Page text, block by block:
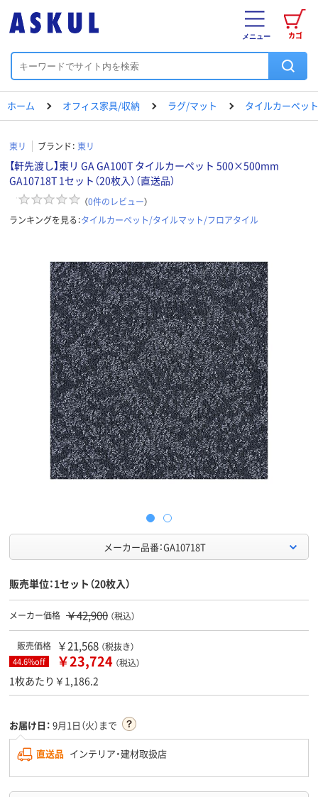
カゴ
メニュー
ホーム オフィス家具/収納 ラグ/マット タイルカーペッ
東リ ブランド： 東リ
【軒先渡し】東リ GA GA100T タイルカーペット 500×500mm
GA10718T 1セット（20枚入）（直送品）
（0件のレビュー）
ランキングを見る：タイルカーペット/タイルマット/フロアタイル
メーカー品番：GA10718T
販売単位：1セット（20枚入）
メーカー価格 ￥42,900 （税込）
販売価格 ￥21,568 （税抜き）
44.6%off ￥23,724 （税込）
1枚あたり￥1,186.2
お届け日： 9月1日（火）まで
直送品 インテリア・建材取扱店